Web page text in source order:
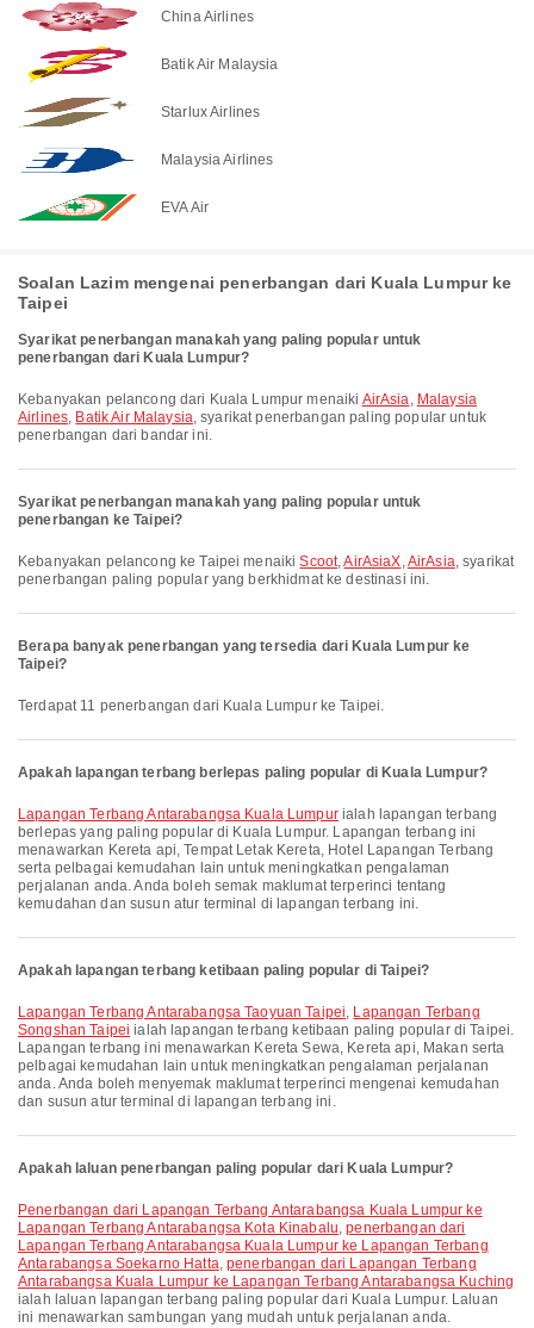
China Airlines
Batik Air Malaysia
Starlux Airlines
Malaysia Airlines
EVA Air
Soalan Lazim mengenai penerbangan dari Kuala Lumpur ke
Taipei
Syarikat penerbangan manakah yang paling popular untuk
penerbangan dari Kuala Lumpur?
Kebanyakan pelancong dari Kuala Lumpur menaiki AirAsia, Malaysia
Airlines, Batik Air Malaysia, syarikat penerbangan paling popular untuk
penerbangan dari bandar ini.
Syarikat penerbangan manakah yang paling popular untuk
penerbangan ke Taipei?
Kebanyakan pelancong ke Taipei menaikiScoot,AirAsiaX,AirAsia, syarikat
penerbangan paling popular yang berkhidmat ke destinasi ini.
Berapa banyak penerbangan yang tersedia dari Kuala Lumpur ke
Taipei?
Terdapat 11 penerbangan dari Kuala Lumpur ke Taipei.
Apakah lapangan terbang berlepas paling popular di Kuala Lumpur?
Lapangan Terbang Antarabangsa Kuala Lumpurialah lapangan terbang
berlepas yang paling popular di Kuala Lumpur. Lapangan terbang ini
menawarkan Kereta api, Tempat Letak Kereta, Hotel Lapangan Terbang
serta pelbagai kemudahan lain untuk meningkatkan pengalaman
perjalanan anda. Anda boleh semak maklumat terperinci tentang
kemudahan dan susun atur terminal di lapangan terbang ini.
Apakah lapangan terbang ketibaan paling popular di Taipei?
Lapangan Terbang Antarabangsa Taoyuan Taipei, Lapangan Terbang
Songshan Taipei ialah lapangan terbang ketibaan paling popular di Taipei.
Lapangan terbang ini menawarkan Kereta Sewa, Kereta api, Makan serta
pelbagai kemudahan lain untuk meningkatkan pengalaman perjalanan
anda. Anda boleh menyemak maklumat terperinci mengenai kemudahan
dan susun atur terminal di lapangan terbang ini.
Apakah laluan penerbangan paling popular dari Kuala Lumpur?
penerbangan dari Lapangan Terbang Antarabangsa Kuala Lumpur ke
Lapangan Terbang Antarabangsa Kota Kinabalu,penerbangan dari
Lapangan Terbang Antarabangsa Kuala Lumpur ke Lapangan Terbang
Antarabangsa Soekarno Hatta,penerbangan dari Lapangan Terbang
Antarabangsa Kuala Lumpur ke Lapangan Terbang Antarabangsa Kuching
ialah laluan lapangan terbang paling popular dari Kuala Lumpur. Laluan
ini menawarkan sambungan yang mudah untuk perjalanan anda.